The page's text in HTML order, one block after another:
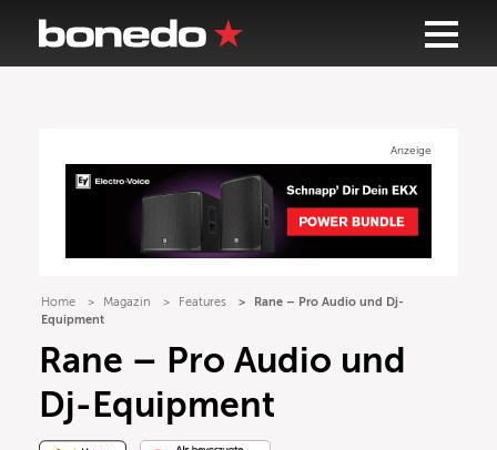
Anzeige
Home Magazin Features
Rane – Pro Audio und Dj-
Equipment
Rane – Pro Audio und
Dj-Equipment